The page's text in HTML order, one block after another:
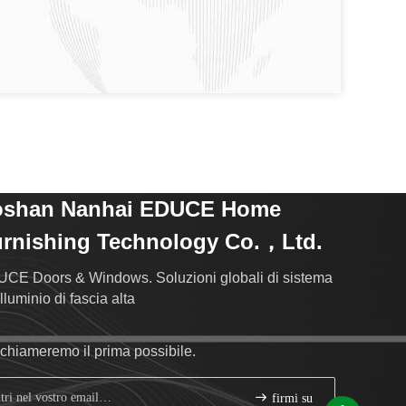
Nanhai EDUCE Home
Technology Co.，Ltd.
Doors & Windows. Soluzioni globali di sistema
di fascia alta
il prima possibile.
firmi su